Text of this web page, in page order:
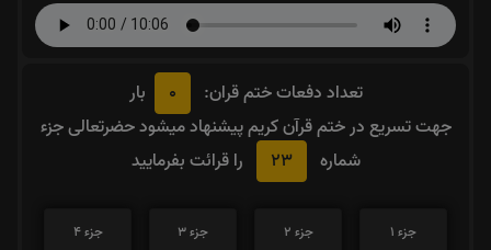
تعداد دفعات ختم قران: 0
بار
جهت تسریع در ختم قرآن کریم پیشنهاد میشود حضرتعالی جزء
شماره
23 را قرائت بفرمایید
جزء 1
جزء 2
جزء 3
جزء 4